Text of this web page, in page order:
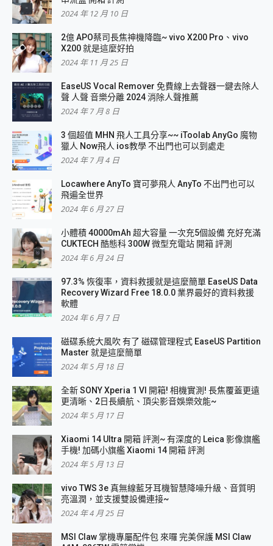
2024 年 12 月 10 日
2億 APO蔡司長焦神機降臨~ vivo X200 Pro、vivo
X200 就是這麼好拍
2024 年 11 月 25 日
EaseUS Vocal Remover 免費線上去聲器一鍵去除人
聲 人聲 音樂分離 2024 消除人聲推薦
2024 年 7 月 8 日
3 個超值 MHN 飛人工具分享~~ iToolab AnyGo 魔物
獵人 Now飛人 ios教學 不出門也可以到處走
2024 年 7 月 4 日
Locawhere AnyTo 寶可夢飛人 AnyTo 不出門也可以
飛遍全世界
2024 年 6 月 27 日
小體積 40000mAh 超大容量 一次充5個設備 充好充滿
CUKTECH 酷態科 300W 微型充電站 開箱 評測
2024 年 6 月 24 日
97.3% 恢復率，資料救援就是這麼簡單 EaseUS Data
Recovery Wizard Free 18.0.0 業界最好的資料救援
軟體
2024 年 6 月 7 日
磁碟系統大風吹 有了 磁碟管理程式 EaseUS Partition
Master 就是這麼簡單
2024 年 5 月 18 日
全新 SONY Xperia 1 VI 開箱! 相機實測! 長焦覆蓋更遠
更清晰、2日長續航、頂尖影音娛樂效能~
2024 年 5 月 17 日
Xiaomi 14 Ultra 開箱 評測~ 有深度的 Leica 影像旗艦
手機! 加碼小旗艦 Xiaomi 14 開箱 評測
2024 年 5 月 13 日
vivo TWS 3e 真無線藍牙耳機智慧降噪升級、音質明
亮溫潤，並支援雙設備連接~
2024 年 4 月 25 日
MSI Claw 掌機專屬配件包 來囉 完美保護 MSI Claw